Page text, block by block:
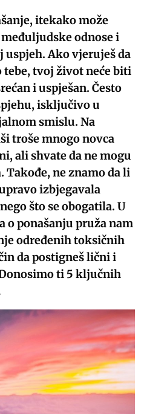
itekako može
odnose i
uspjeh. Ako vjeruješ da
tvoj život neće biti
i uspješan. Često
isključivo u
smislu. Na
troše mnogo novca
ali shvate da ne mogu
Takođe, ne znamo da li
izbjegavala
što se obogatila. U
o ponašanju pruža nam
određenih toksičnih
da postigneš lični i
ti 5 ključnih